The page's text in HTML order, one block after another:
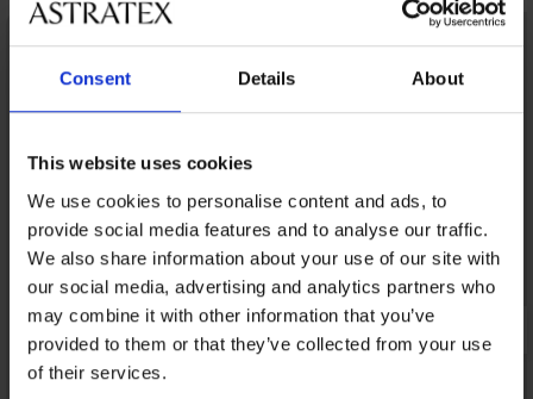
Consent Details About
This website uses cookies
We use cookies to personalise content and ads, to
provide social media features and to analyse our traffic.
We also share information about your use of our site with
our social media, advertising and analytics partners who
may combine it with other information that you’ve
provided to them or that they’ve collected from your use
of their services.